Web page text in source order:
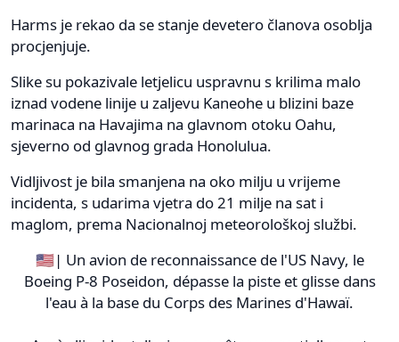
Harms je rekao da se stanje devetero članova osoblja
procjenjuje.
Slike su pokazivale letjelicu uspravnu s krilima malo
iznad vodene linije u zaljevu Kaneohe u blizini baze
marinaca na Havajima na glavnom otoku Oahu,
sjeverno od glavnog grada Honolulua.
Vidljivost je bila smanjena na oko milju u vrijeme
incidenta, s udarima vjetra do 21 milje na sat i
maglom, prema Nacionalnoj meteorološkoj službi.
🇺🇸| Un avion de reconnaissance de l'US Navy, le
Boeing P-8 Poseidon, dépasse la piste et glisse dans
l'eau à la base du Corps des Marines d'Hawaï.